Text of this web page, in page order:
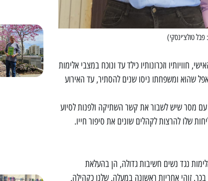
פבל טולצ׳ינסקי)
וזכרונותיו כילד עד ונוכח במצבי אלימות
שהוא ומשפחתו ניסו שנים להסתיר, עד האירוע
עם מסר שיש לשבור את קשר השתיקה ולפנות לסיוע
שלו להרצות לקהלים שונים את סיפור חייו.
נגד נשים חשיבות גדולה, הן בהעלאת
זוהי אחריות ראשונה במעלה, שלנו כקהילה,